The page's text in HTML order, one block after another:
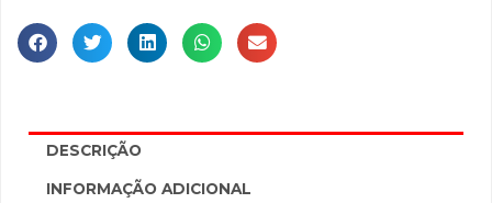
DESCRIÇÃO
INFORMAÇÃO ADICIONAL